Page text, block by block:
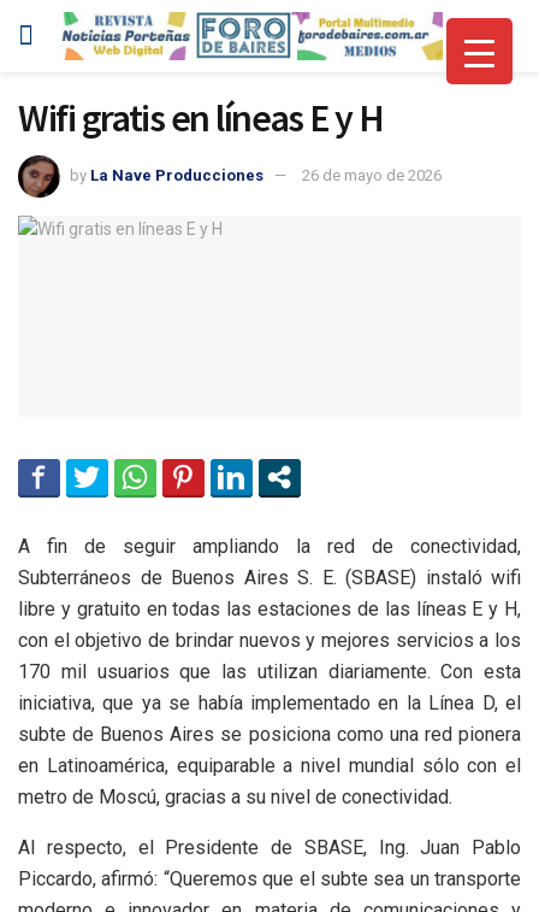
Wifi gratis en líneas E y H
by La Nave Producciones 26 de mayo de 2026
A fin de seguir ampliando la red de conectividad,
Subterráneos de Buenos Aires S. E. (SBASE) instaló wifi
libre y gratuito en todas las estaciones de las líneas E y H,
con el objetivo de brindar nuevos y mejores servicios a los
170 mil usuarios que las utilizan diariamente. Con esta
iniciativa, que ya se había implementado en la Línea D, el
subte de Buenos Aires se posiciona como una red pionera
en Latinoamérica, equiparable a nivel mundial sólo con el
metro de Moscú, gracias a su nivel de conectividad.
Al respecto, el Presidente de SBASE, Ing. Juan Pablo
Piccardo, afirmó: “Queremos que el subte sea un transporte